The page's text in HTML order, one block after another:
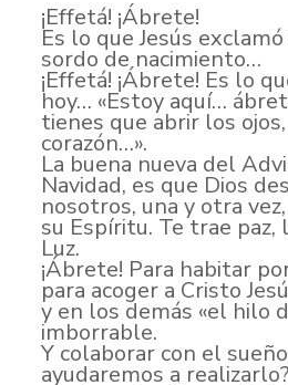
¡Effetá! ¡Ábrete!
Es lo que Jesús
sordo de nacimiento…
¡Effetá! ¡Ábrete! Es lo
hoy… «Estoy aquí…
tienes que abrir los
corazón…».
La buena nueva del
Navidad, es que Dios
nosotros, una y otra
su Espíritu. Te trae paz,
Luz.
¡Ábrete! Para habitar
para acoger a Cristo
y en los demás «el hilo
imborrable.
Y colaborar con el
ayudaremos a